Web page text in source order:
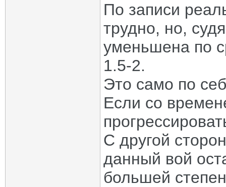
По записи
трудно, но,
уменьшена по
1.5-2.
Это само по
Если со
С другой
данный вой
большей